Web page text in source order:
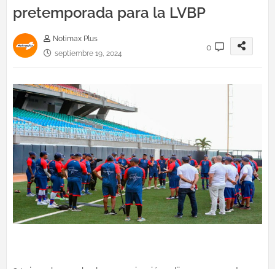
pretemporada para la LVBP
Notimax Plus
septiembre 19, 2024
0